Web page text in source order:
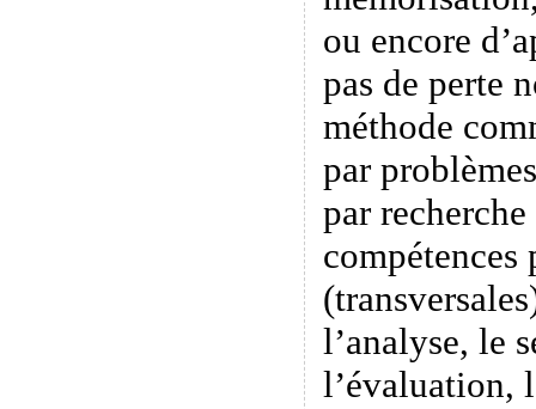
ou encore
pas de perte
méthode
par
par
compétences
l’analyse, le
l’évaluation,